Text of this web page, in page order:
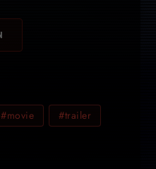
#movie #trailer